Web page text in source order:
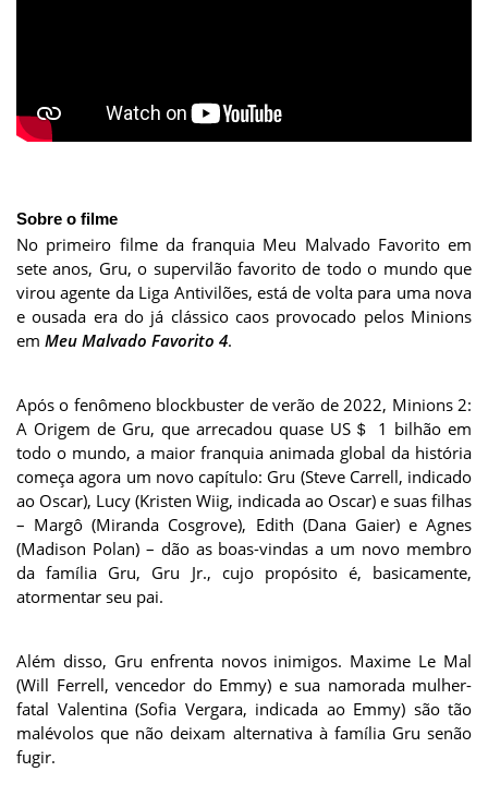
Sobre o filme
No primeiro filme da franquia Meu Malvado Favorito em
sete anos, Gru, o supervilão favorito de todo o mundo que
virou agente da Liga Antivilões, está de volta para uma nova
e ousada era do já clássico caos provocado pelos Minions
em Meu Malvado Favorito 4.
Após o fenômeno blockbuster de verão de 2022, Minions 2:
A Origem de Gru, que arrecadou quase US＄ 1 bilhão em
todo o mundo, a maior franquia animada global da história
começa agora um novo capítulo: Gru (Steve Carrell, indicado
ao Oscar), Lucy (Kristen Wiig, indicada ao Oscar) e suas filhas
– Margô (Miranda Cosgrove), Edith (Dana Gaier) e Agnes
(Madison Polan) – dão as boas-vindas a um novo membro
da família Gru, Gru Jr., cujo propósito é, basicamente,
atormentar seu pai.
Além disso, Gru enfrenta novos inimigos. Maxime Le Mal
(Will Ferrell, vencedor do Emmy) e sua namorada mulher-
fatal Valentina (Sofia Vergara, indicada ao Emmy) são tão
malévolos que não deixam alternativa à família Gru senão
fugir.